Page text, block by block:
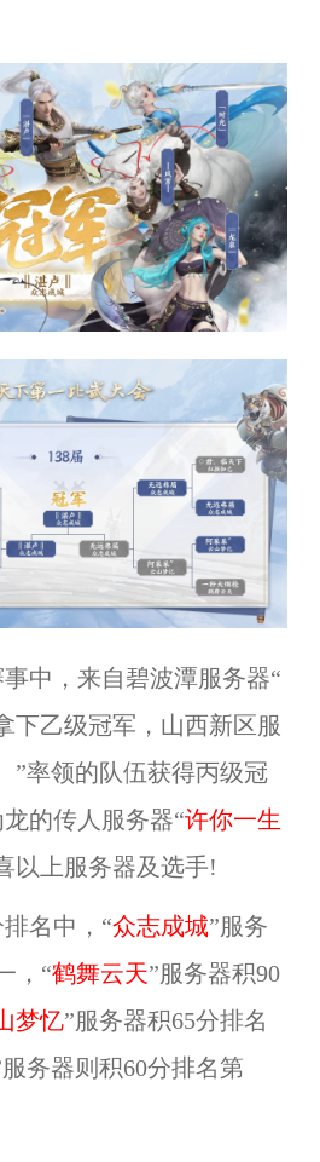
中，来自碧波潭服务器“
下乙级冠军，山西新区服
”率领的队伍获得丙级冠
的传人服务器“许你一生
以上服务器及选手!
名中，“众志成城”服务
，“鹤舞云天”服务器积90
梦忆”服务器积65分排名
服务器则积60分排名第